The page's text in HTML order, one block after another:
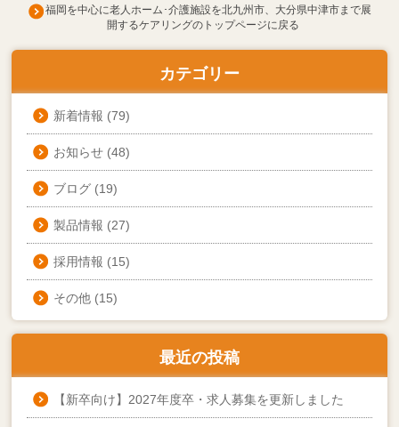
福岡を中心に老人ホーム･介護施設を北九州市、大分県中津市まで展
開するケアリングのトップページに戻る
カテゴリー
新着情報 (79)
お知らせ(48)
ブログ(19)
製品情報 (27)
採用情報 (15)
その他(15)
最近の投稿
【新卒向け】2027年度卒・求人募集を更新しました